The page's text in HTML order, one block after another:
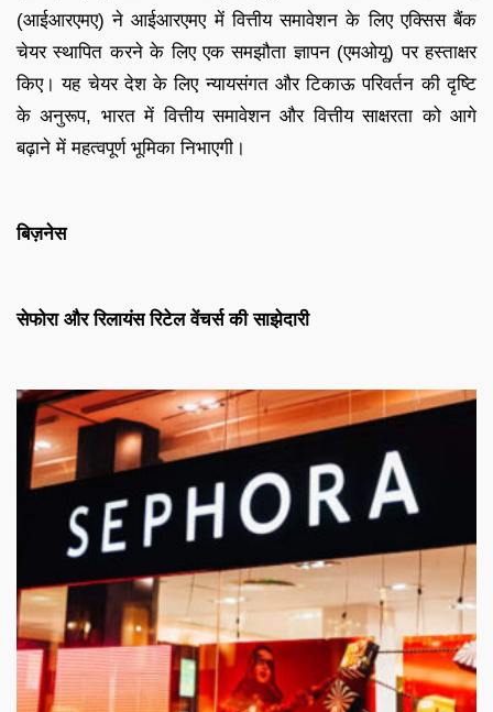
(आईआरएमए) ने आईआरएमए में वित्तीय समावेशन के लिए एक्सिस बैंक
चेयर स्थापित करने के लिए एक समझौता ज्ञापन (एमओयू) पर हस्ताक्षर
किए। यह चेयर देश के लिए न्यायसंगत और टिकाऊ परिवर्तन की दृष्टि
के अनुरूप, भारत में वित्तीय समावेशन और वित्तीय साक्षरता को आगे
बढ़ाने में महत्वपूर्ण भूमिका निभाएगी।
बिज़नेस
सेफोरा और रिलायंस रिटेल वेंचर्स की साझेदारी